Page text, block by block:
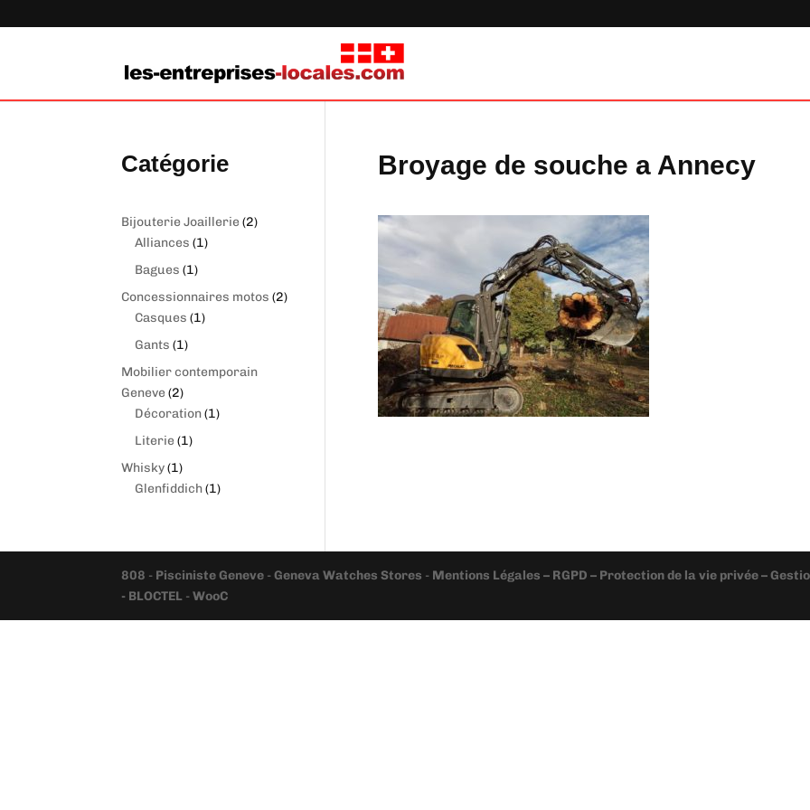
Broyage de souche a Annecy
Catégorie
Bijouterie Joaillerie 22
Alliances 11
Bagues 11
produit
Concessionnaires motos 22
Casques 11
Gants 11
produit
Mobilier contemporain
Geneve 22
produits
Décoration 11
Literie 11
Whisky 11
produit
Glenfiddich 11
808 - Pisciniste Geneve -Geneva Watches Stores - Mentions Légales – RGPD – Protection de la vie privée –
- BLOCTEL -WooC